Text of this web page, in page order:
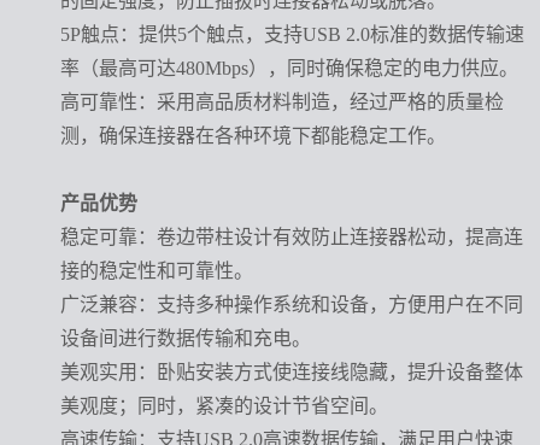
5P触点 ：提供5个触点，支持USB 2.0标准的数据传输速
率（最高可达480Mbps），同时确保稳定的电力供应。
高可靠性 ：采用高品质材料制造，经过严格的质量检
测，确保连接器在各种环境下都能稳定工作。
产品优势
稳定可靠 ：卷边带柱设计有效防止连接器松动，提高连
接的稳定性和可靠性。
广泛兼容 ：支持多种操作系统和设备，方便用户在不同
设备间进行数据传输和充电。
美观实用 ：卧贴安装方式使连接线隐藏，提升设备整体
美观度；同时，紧凑的设计节省空间。
高速传输：支持USB 2.0高速数据传输，满足用户快速